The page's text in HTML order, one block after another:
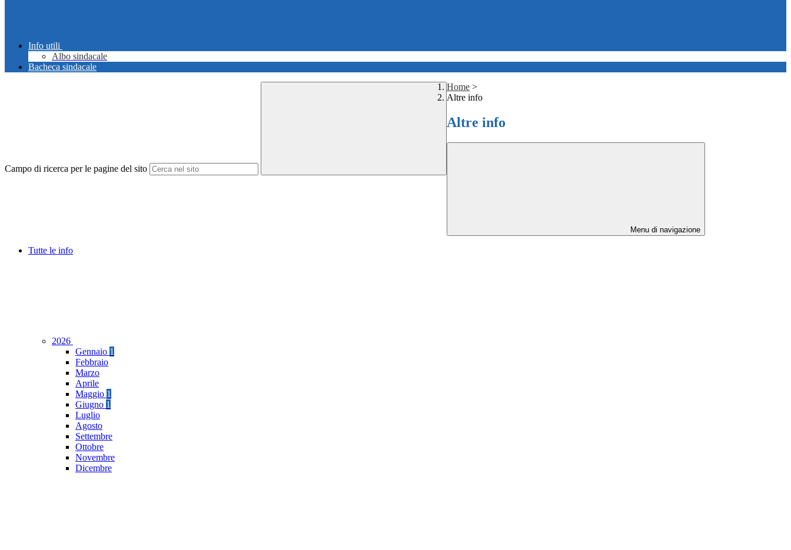
Info utili
Albo sindacale
Bacheca sindacale
Campo di ricerca per le pagine del sito
Home >
Altre info
Altre info
Menu di navigazione
Tutte le info
2026
Gennaio 1
Febbraio
Marzo
Aprile
Maggio 1
Giugno 1
Luglio
Agosto
Settembre
Ottobre
Novembre
Dicembre